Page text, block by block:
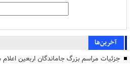
آخرین‌ها
جزئیات مراسم بزرگ جاماندگان اربعین